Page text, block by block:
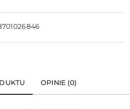
OPINIE (0)